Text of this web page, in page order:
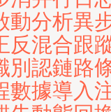
動分析異
反混合跟
別認鏈路
數據導入